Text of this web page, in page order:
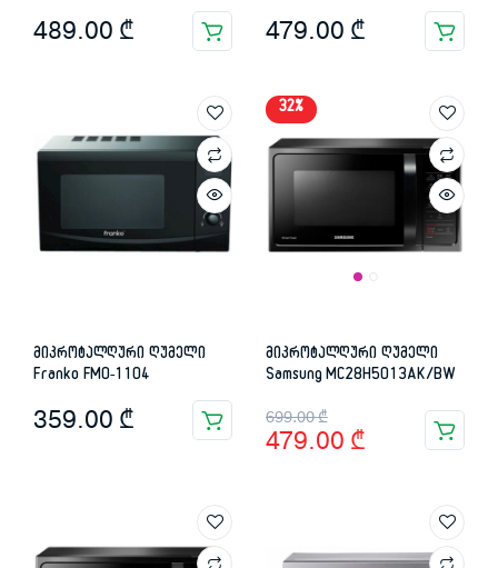
489.00 ₾ 479.00 ₾
მიკროტალღური ღუმელი
Franko FMO-1104
359.00 ₾
32%
მიკროტალღური ღუმელი
Samsung MC28H5013AK/BW
699.00₾
Original
price
479.00 ₾
Current
price